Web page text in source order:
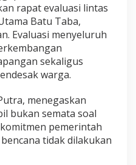
rapat evaluasi lintas
Batu Taba,
Evaluasi menyeluruh
sekaligus
warga.
menegaskan
bukan semata soal
pemerintah
tidak dilakukan